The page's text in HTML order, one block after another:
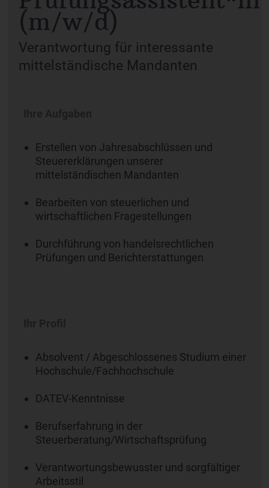
(m/w/d)
Verantwortung für interessante
mittelständische Mandanten
Erstellen von Jahresabschlüssen und
Steuererklärungen unserer
mittelständischen Mandanten
Bearbeiten von steuerlichen und
wirtschaftlichen Fragestellungen
Durchführung von handelsrechtlichen
Prüfungen und Berichterstattungen
Absolvent / Abgeschlossenes Studium einer
Hochschule/Fachhochschule
DATEV-Kenntnisse
Berufserfahrung in der
Steuerberatung/Wirtschaftsprüfung
Verantwortungsbewusster und sorgfältiger
Arbeitsstil